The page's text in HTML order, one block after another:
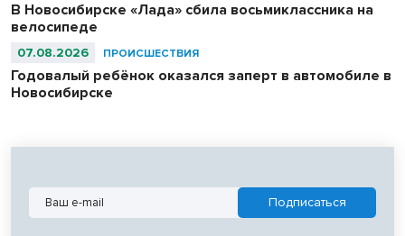
В Новосибирске «Лада» сбила восьмиклассника на
велосипеде
07.08.2026 ПРОИСШЕСТВИЯ
Годовалый ребёнок оказался заперт в автомобиле в
Новосибирске